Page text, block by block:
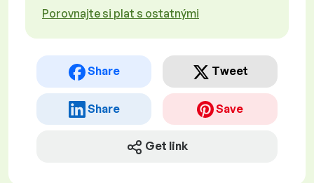
Porovnajte si plat s ostatnými
Share Tweet
Share Save
Get link